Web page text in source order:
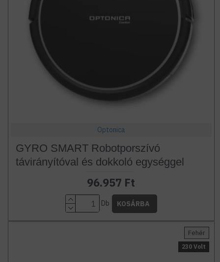
Optonica
GYRO SMART Robotporszívó
távirányítóval és dokkoló egységgel
96.957 Ft
Db KOSÁRBA
Fehér
230 Volt